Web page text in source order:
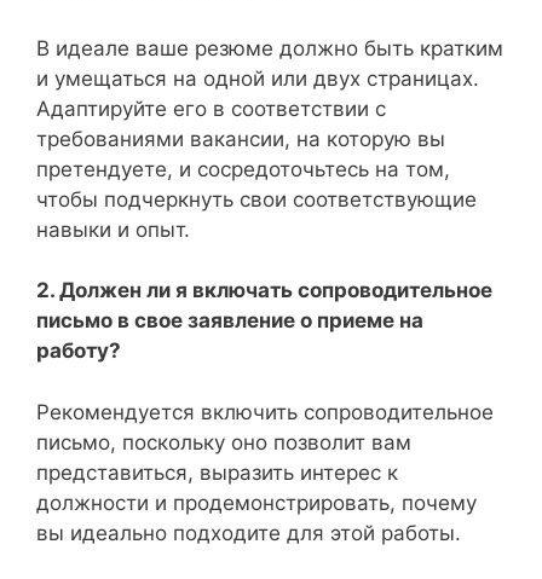
В идеале ваше резюме должно быть кратким
и умещаться на одной или двух страницах.
Адаптируйте его в соответствии с
требованиями вакансии, на которую вы
претендуете, и сосредоточьтесь на том,
чтобы подчеркнуть свои соответствующие
навыки и опыт.
2. Должен ли я включать сопроводительное
письмо в свое заявление о приеме на
работу?
Рекомендуется включить сопроводительное
письмо, поскольку оно позволит вам
представиться, выразить интерес к
должности и продемонстрировать, почему
вы идеально подходите для этой работы.